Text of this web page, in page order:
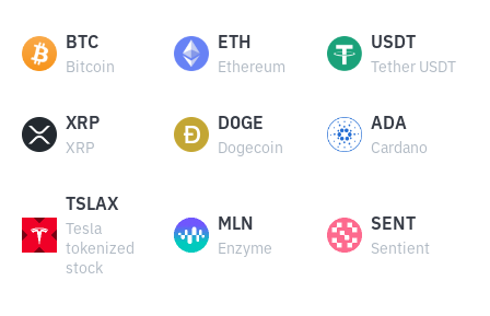
BTC
Bitcoin
ETH
Ethereum
USDT
Tether USDT
XRP
XRP
DOGE
Dogecoin
ADA
Cardano
TSLAX
Tesla
tokenized
stock
MLN
Enzyme
SENT
Sentient